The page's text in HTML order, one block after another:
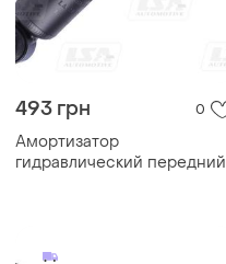
493 грн 0
Амортизатор
гидравлический передний